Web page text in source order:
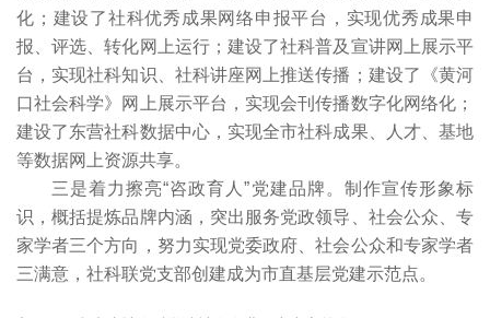
化；建设了社科优秀成果网络申报平台，实现优秀成果申
报、评选、转化网上运行；建设了社科普及宣讲网上展示平
台，实现社科知识、社科讲座网上推送传播；建设了《黄河
口社会科学》网上展示平台，实现会刊传播数字化网络化；
建设了东营社科数据中心，实现全市社科成果、人才、基地
等数据网上资源共享。
三是着力擦亮“咨政育人”党建品牌。制作宣传形象标
识，概括提炼品牌内涵，突出服务党政领导、社会公众、专
家学者三个方向，努力实现党委政府、社会公众和专家学者
三满意，社科联党支部创建成为市直基层党建示范点。